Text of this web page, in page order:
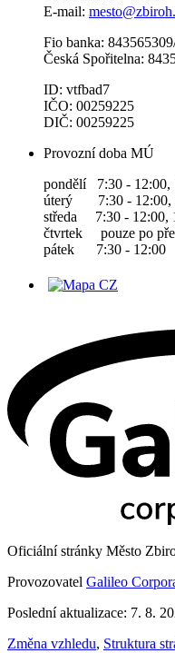
E-mail:
Fio banka:
Česká Spořitelna:
ID: vtfbad7
IČO: 00259225
DIČ: 00259225
Provozní doba MÚ
pondělí 7:30 - 12:00,
úterý 7:30 - 12:00,
středa 7:30 - 12:00,
čtvrtek pouze po
pátek 7:30 - 12:00
Oficiální stránky Město
Provozovatel Galileo
Poslední aktualizace: 7. 8.
Změna vzhledu, Struktura